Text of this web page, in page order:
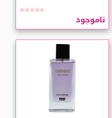
☆☆☆☆☆
ناموجود